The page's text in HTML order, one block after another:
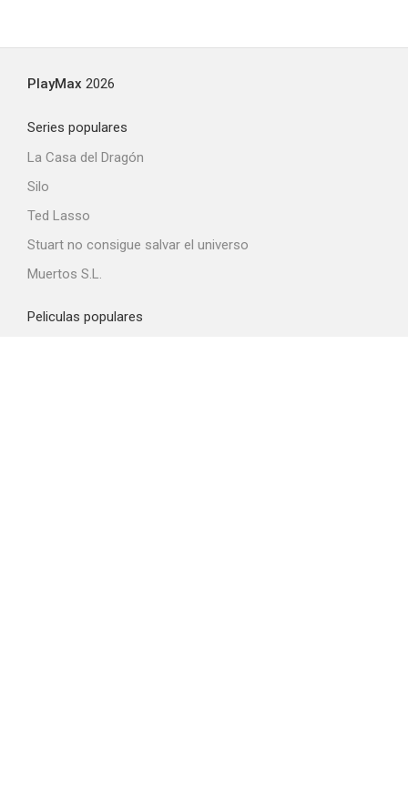
PlayMax 2026
Series populares
La Casa del Dragón
Silo
Ted Lasso
Stuart no consigue salvar el universo
Muertos S.L.
Peliculas populares